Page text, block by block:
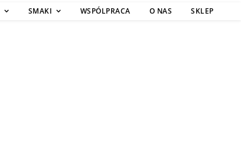
SMAKI WSPÓLPRACA O NAS SKLEP